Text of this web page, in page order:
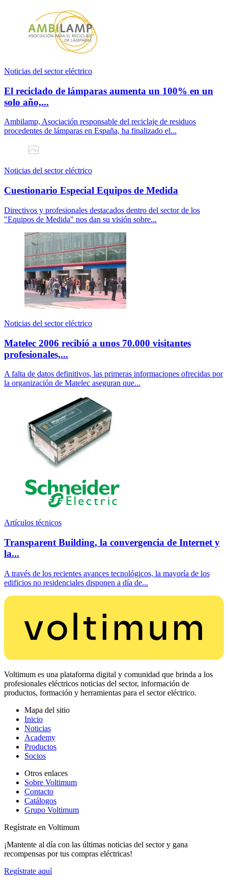
Noticias del sector eléctrico
El reciclado de lámparas aumenta un 100% en un
solo año,...
Ambilamp, Asociación responsable del reciclaje de residuos
procedentes de lámparas en España, ha finalizado el...
Noticias del sector eléctrico
Cuestionario Especial Equipos de Medida
Directivos y profesionales destacados dentro del sector de los
"Equipos de Medida" nos dan su visión sobre...
Noticias del sector eléctrico
Matelec 2006 recibió a unos 70.000 visitantes
profesionales,...
A falta de datos definitivos, las primeras informaciones ofrecidas por
la organización de Matelec aseguran que...
Artículos técnicos
Transparent Building, la convergencia de Internet y
la...
A través de los recientes avances tecnológicos, la mayoría de los
edificios no residenciales disponen a día de...
Voltimum es una plataforma digital y comunidad que brinda a los
profesionales eléctricos noticias del sector, información de
productos, formación y herramientas para el sector eléctrico.
Mapa del sitio
Inicio
Noticias
Academy
Productos
Socios
Otros enlaces
Sobre Voltimum
Contacto
Catálogos
Grupo Voltimum
Regístrate en Voltimum
¡Mantente al día con las últimas noticias del sector y gana
recompensas por tus compras eléctricas!
Regístrate aquí